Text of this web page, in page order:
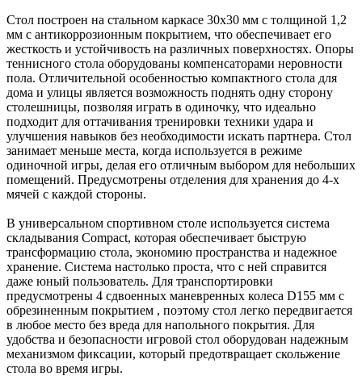
Стол построен на стальном каркасе 30x30 мм с толщиной 1,2
мм с антикоррозионным покрытием, что обеспечивает его
жесткость и устойчивость на различных поверхностях. Опоры
теннисного стола оборудованы компенсаторами неровности
пола. Отличительной особенностью компактного стола для
дома и улицы является возможность поднять одну сторону
столешницы, позволяя играть в одиночку, что идеально
подходит для оттачивания тренировки техники удара и
улучшения навыков без необходимости искать партнера. Стол
занимает меньше места, когда используется в режиме
одиночной игры, делая его отличным выбором для небольших
помещений. Предусмотрены отделения для хранения до 4-х
мячей с каждой стороны.
В универсальном спортивном столе используется система
складывания Compact, которая обеспечивает быструю
трансформацию стола, экономию пространства и надежное
хранение. Система настолько проста, что с ней справится
даже юный пользователь. Для транспортировки
предусмотрены 4 сдвоенных маневренных колеса D155 мм с
обрезиненным покрытием , поэтому стол легко передвигается
в любое место без вреда для напольного покрытия. Для
удобства и безопасности игровой стол оборудован надежным
механизмом фиксации, который предотвращает скольжение
стола во время игры.